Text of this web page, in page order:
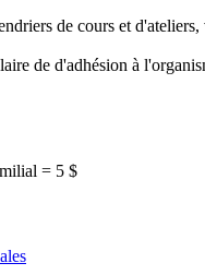
de cours et
de d'adhésion à
= 5 $